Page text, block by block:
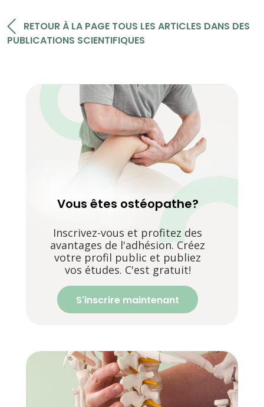
RETOUR À LA PAGE TOUS LES ARTICLES DANS DES
PUBLICATIONS SCIENTIFIQUES
Vous êtes ostéopathe?
Inscrivez-vous et profitez des
avantages de l'adhésion. Créez
votre profil public et publiez
vos études. C'est gratuit!
S'inscrire maintenant